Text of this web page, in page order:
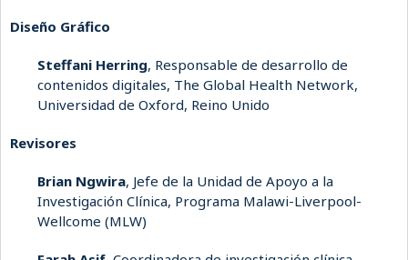
Diseño Gráfico
Steffani Herring, Responsable de desarrollo de
contenidos digitales, The Global Health Network,
Universidad de Oxford, Reino Unido
Revisores
Brian Ngwira, Jefe de la Unidad de Apoyo a la
Investigación Clínica, Programa Malawi-Liverpool-
Wellcome (MLW)